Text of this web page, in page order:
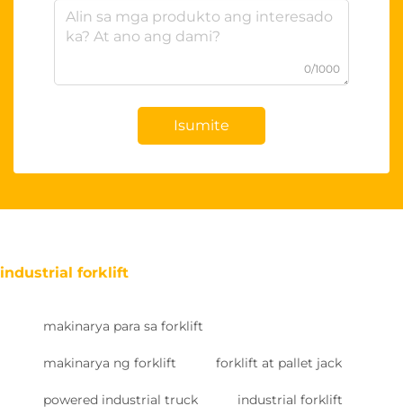
0/1000
Isumite
industrial forklift
makinarya para sa forklift
makinarya ng forklift forklift at pallet jack
powered industrial truck industrial forklift